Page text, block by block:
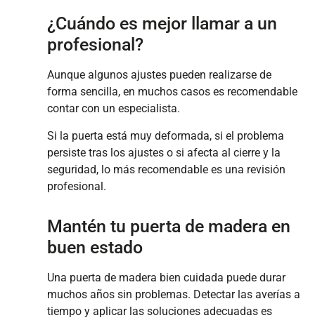
¿Cuándo es mejor llamar a un
profesional?
Aunque algunos ajustes pueden realizarse de
forma sencilla, en muchos casos es recomendable
contar con un especialista.
Si la puerta está muy deformada, si el problema
persiste tras los ajustes o si afecta al cierre y la
seguridad, lo más recomendable es una revisión
profesional.
Mantén tu puerta de madera en
buen estado
Una puerta de madera bien cuidada puede durar
muchos años sin problemas. Detectar las averías a
tiempo y aplicar las soluciones adecuadas es